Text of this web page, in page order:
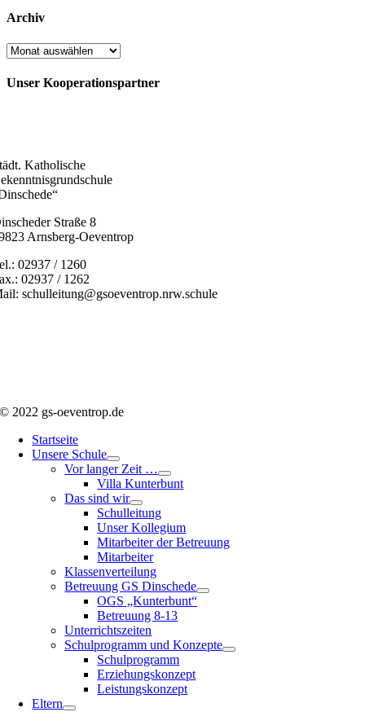
Archiv
Archiv
Unser Kooperationspartner
Katholische
Straße 8
Arnsberg-Oeventrop
02937 / 1260
02937 / 1262
schulleitung@gsoeventrop.nrw.schule
© 2022 gs-oeventrop.de
Startseite
Unsere Schule
Vor langer Zeit …
Villa Kunterbunt
Das sind wir
Schulleitung
Unser Kollegium
Mitarbeiter der Betreuung
Mitarbeiter
Klassenverteilung
Betreuung GS Dinschede
OGS „Kunterbunt“
Betreuung 8-13
Unterrichtszeiten
Schulprogramm und Konzepte
Schulprogramm
Erziehungskonzept
Leistungskonzept
Eltern